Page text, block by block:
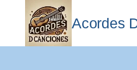
contenido
Acordes